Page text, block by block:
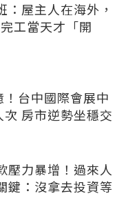
：屋主人在海外，
工當天才「開
台中國際會展中
房市逆勢坐穩交
壓力暴增！過來人
鍵：沒拿去投資等